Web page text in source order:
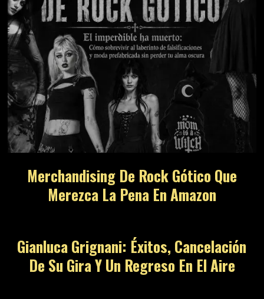
Merchandising De Rock Gótico Que
Merezca La Pena En Amazon
Gianluca Grignani: Éxitos, Cancelación
De Su Gira Y Un Regreso En El Aire